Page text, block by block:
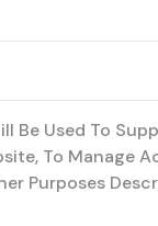
Be Used To
To Manage
Purposes